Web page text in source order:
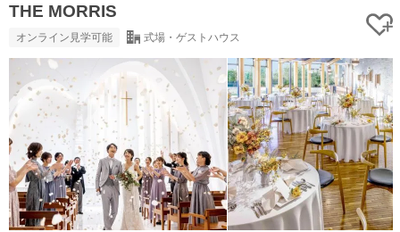
THE MORRIS
オンライン見学可能 式場・ゲストハウス